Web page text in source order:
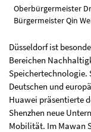
Oberbürgermeister
Bürgermeister Qin
Düsseldorf ist
Bereichen
Speichertechnologie.
Deutschen und
Huawei präsentierte
Shenzhen neue
Mobilität. Im Mawan